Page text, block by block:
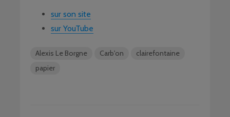
sur son site
sur YouTube
Alexis Le Borgne Carb'on
clairefontaine
papier